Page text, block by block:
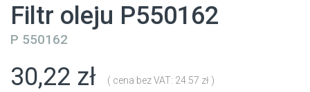
Filtr oleju P550162
P 550162
30,22 zł ( cena bez VAT: 24.57 zł )